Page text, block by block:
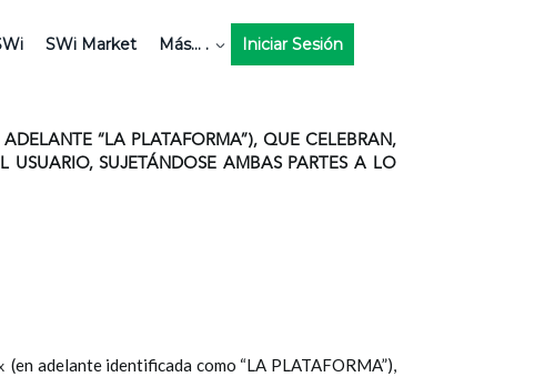
SWi Market Más... . Iniciar Sesión
ADELANTE “LA PLATAFORMA”), QUE CELEBRAN,
USUARIO, SUJETÁNDOSE AMBAS PARTES A LO
(en adelante identificada como “LA PLATAFORMA”),